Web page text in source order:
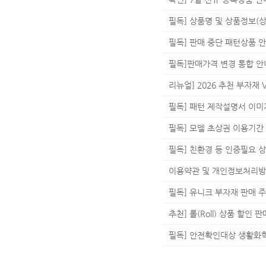
필독] 상품명 및 상품정보(
필독] 판매 중단 패턴상품
필독]판매가격 변경 통합
리뉴얼] 2026 추천 부자재
필독] 패턴 제작설명서 이
필독] 모델 초상권 이용기
필독] 친환경 등 인증필요
이용약관 및 개인정보처리
필독] 유니크 부자재 판매
추천] 롤(Roll) 상품 할인 판
필독] 안전확인대상 생활화